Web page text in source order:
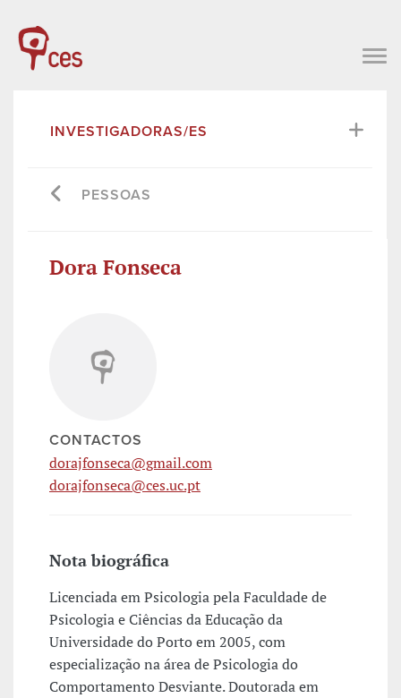
INVESTIGADORAS/ES
PESSOAS
Dora Fonseca
CONTACTOS
dorajfonseca@gmail.com
dorajfonseca@ces.uc.pt
Nota biográfica
Licenciada em Psicologia pela Faculdade de
Psicologia e Ciências da Educação da
Universidade do Porto em 2005, com
especialização na área de Psicologia do
Comportamento Desviante. Doutorada em